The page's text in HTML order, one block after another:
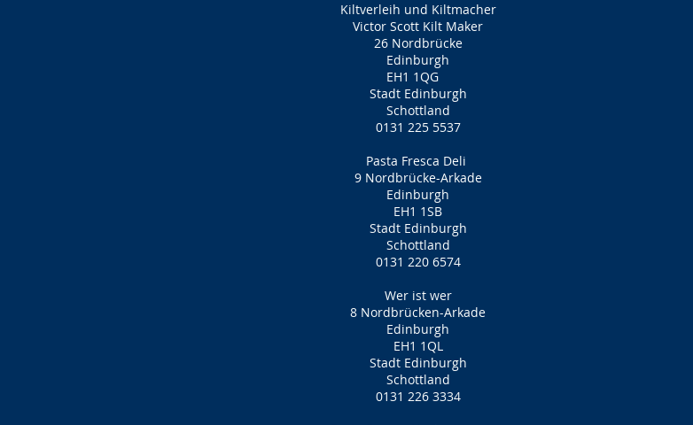
Kiltverleih und Kiltmacher
Victor Scott Kilt Maker
26 Nordbrücke
Edinburgh
EH1 1QG
Stadt Edinburgh
Schottland
0131 225 5537
Pasta Fresca Deli
9 Nordbrücke-Arkade
Edinburgh
EH1 1SB
Stadt Edinburgh
Schottland
0131 220 6574
Wer ist wer
8 Nordbrücken-Arkade
Edinburgh
EH1 1QL
Stadt Edinburgh
Schottland
0131 226 3334